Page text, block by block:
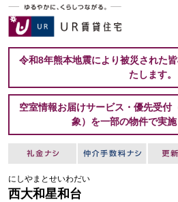
令和8年熊本地震により被災された
たします。
空室情報お届けサービス・優先受付
象）を一部の物件で実施
にしやまとせいわだい
西大和星和台